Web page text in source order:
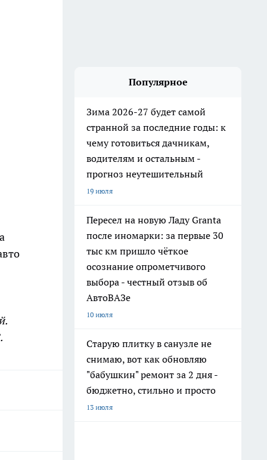
Популярное
Зима 2026-27 будет самой
странной за последние годы: к
чему готовиться дачникам,
водителям и остальным -
прогноз неутешительный
19 июля
Пересел на новую Ладу Granta
после иномарки: за первые 30
тыс км пришло чёткое
осознание опрометчивого
выбора - честный отзыв об
АвтоВАЗе
10 июля
Старую плитку в санузле не
снимаю, вот как обновляю
"бабушкин" ремонт за 2 дня -
бюджетно, стильно и просто
13 июля